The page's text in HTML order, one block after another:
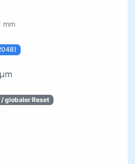
mm
globaler Reset